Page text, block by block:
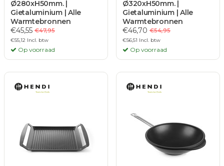
Ø280xH50mm. |
Gietaluminium | Alle
Warmtebronnen
€45,55 €47,95
€55,12 Incl. btw
Op voorraad
Ø320xH50mm. |
Gietaluminium | Alle
Warmtebronnen
€46,70 €54,95
€56,51 Incl. btw
Op voorraad